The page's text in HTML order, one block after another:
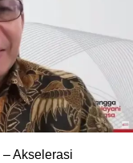
– Akselerasi